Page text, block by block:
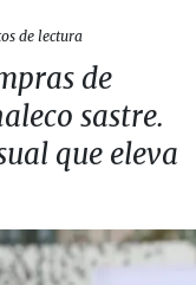
de lectura
de
sastre.
que eleva